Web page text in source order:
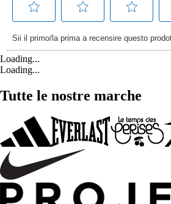
Loading...
Loading...
Tutte le nostre marche